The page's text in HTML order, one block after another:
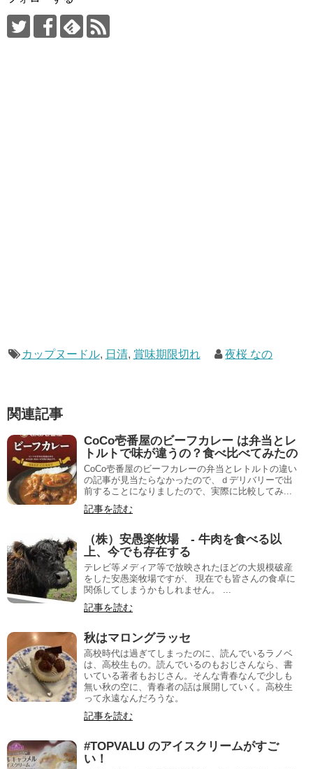
カップヌードル, 日清, 賞味期限切れ 夜桜 なの
関連記事
CoCo壱番屋のビーフカレー は弁当とレ
トルトで味が違うの？食べ比べてみたの
CoCo壱番屋のビーフカレーの弁当とレトルトの違い
の記事が見当たらなかったので、ｄデリバリーで出
前することになりましたので、実際に比較してみ...
記事を読む
（株）安愚楽牧場 - 牛肉を食べる以
上、今でも存在する
テレビ等メディア等で放映されたほどの大規模破産
をした安愚楽牧場ですが、 現在でも皆さんの食卓に
関係してしまうかもしれません。 ...
記事を読む
秋はマロングラッセ
高校時代は過ぎてしまったのに、読んでいるラノベ
は、高校生もの。読んでいるのもおじさんなら、書
いている著者もおじさん。そんな青春なんで少しも
無い秋の空に、青春者の話は展開していく。高校生
って永遠なんだろうな。
記事を読む
#TOPVALU のアイスクリームがすご
い！